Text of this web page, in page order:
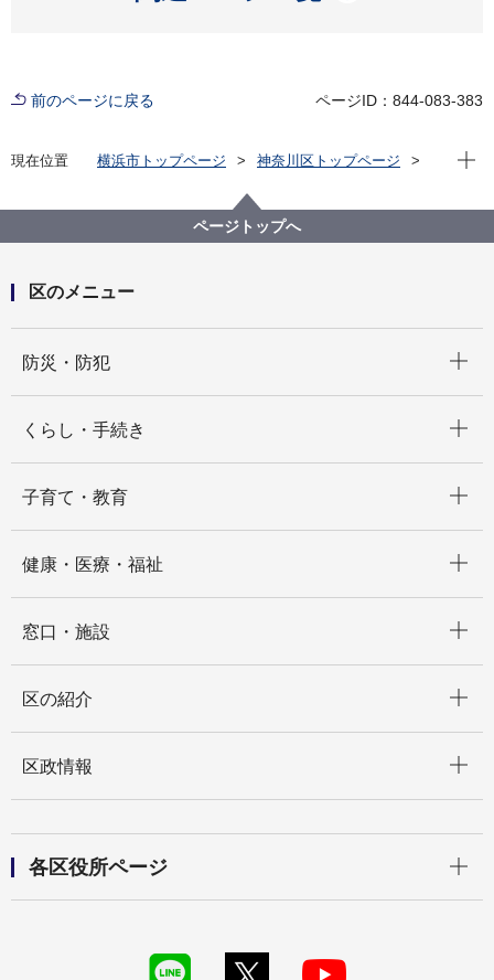
前のページに戻る ページID：844-083-383
現在位置 横浜市トップページ
神奈川区トップページ
区長瓦版（令和６年度）
区の花チューリップ写生画展～子どもたちの豊かな感
性と表現力～
現在
ページトップへ
区のメニュー
防災・防犯
くらし・手続き
子育て・教育
健康・医療・福祉
窓口・施設
区の紹介
区政情報
各区役所ページ